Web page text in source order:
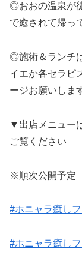
◎おおの温泉が
で癒されて帰っ
◎施術＆ランチ
イエか各セラピ
ージお願いしま
▼出店メニュー
ご覧ください
※順次公開予定
#ホニャラ癒し
#ホニャラ癒し